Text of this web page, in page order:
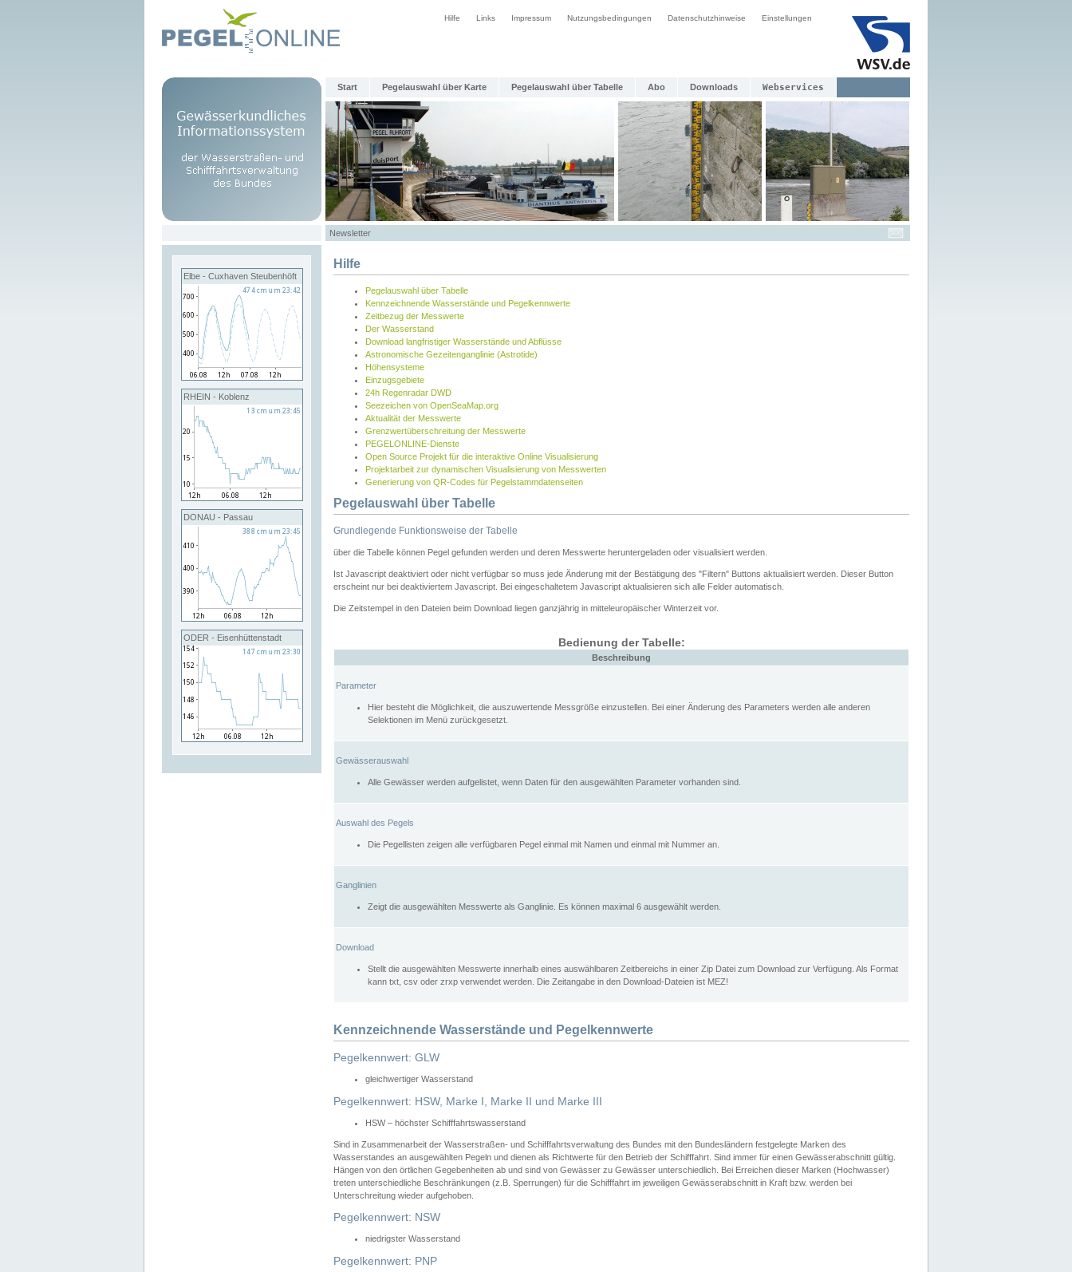
Hilfe Links Impressum Nutzungsbedingungen Datenschutzhinweise Einstellungen
Start Pegelauswahl über Karte Pegelauswahl über Tabelle Abo Downloads Webservices
Newsletter
Elbe - Cuxhaven Steubenhöft
RHEIN - Koblenz
DONAU - Passau
ODER - Eisenhüttenstadt
Hilfe
Pegelauswahl über Tabelle
Kennzeichnende Wasserstände und Pegelkennwerte
Zeitbezug der Messwerte
Der Wasserstand
Download langfristiger Wasserstände und Abflüsse
Astronomische Gezeitenganglinie (Astrotide)
Höhensysteme
Einzugsgebiete
24h Regenradar DWD
Seezeichen von OpenSeaMap.org
Aktualität der Messwerte
Grenzwertüberschreitung der Messwerte
PEGELONLINE-Dienste
Open Source Projekt für die interaktive Online Visualisierung
Projektarbeit zur dynamischen Visualisierung von Messwerten
Generierung von QR-Codes für Pegelstammdatenseiten
Pegelauswahl über Tabelle
Grundlegende Funktionsweise der Tabelle
über die Tabelle können Pegel gefunden werden und deren Messwerte heruntergeladen oder visualisiert werden.
Ist Javascript deaktiviert oder nicht verfügbar so muss jede Änderung mit der Bestätigung des "Filtern" Buttons aktualisiert werden. Dieser Button
erscheint nur bei deaktiviertem Javascript. Bei eingeschaltetem Javascript aktualisieren sich alle Felder automatisch.
Die Zeitstempel in den Dateien beim Download liegen ganzjährig in mitteleuropäischer Winterzeit vor.
Bedienung der Tabelle:
Beschreibung
Parameter
Hier besteht die Möglichkeit, die auszuwertende Messgröße einzustellen. Bei einer Änderung des Parameters werden alle anderen
Selektionen im Menü zurückgesetzt.
Gewässerauswahl
Alle Gewässer werden aufgelistet, wenn Daten für den ausgewählten Parameter vorhanden sind.
Auswahl des Pegels
Die Pegellisten zeigen alle verfügbaren Pegel einmal mit Namen und einmal mit Nummer an.
Ganglinien
Zeigt die ausgewählten Messwerte als Ganglinie. Es können maximal 6 ausgewählt werden.
Download
Stellt die ausgewählten Messwerte innerhalb eines auswählbaren Zeitbereichs in einer Zip Datei zum Download zur Verfügung. Als Format
kann txt, csv oder zrxp verwendet werden. Die Zeitangabe in den Download-Dateien ist MEZ!
Kennzeichnende Wasserstände und Pegelkennwerte
Pegelkennwert: GLW
gleichwertiger Wasserstand
Pegelkennwert: HSW, Marke I, Marke II und Marke III
HSW – höchster Schifffahrtswasserstand
Sind in Zusammenarbeit der Wasserstraßen- und Schifffahrtsverwaltung des Bundes mit den Bundesländern festgelegte Marken des
Wasserstandes an ausgewählten Pegeln und dienen als Richtwerte für den Betrieb der Schifffahrt. Sind immer für einen Gewässerabschnitt gültig.
Hängen von den örtlichen Gegebenheiten ab und sind von Gewässer zu Gewässer unterschiedlich. Bei Erreichen dieser Marken (Hochwasser)
treten unterschiedliche Beschränkungen (z.B. Sperrungen) für die Schifffahrt im jeweiligen Gewässerabschnitt in Kraft bzw. werden bei
Unterschreitung wieder aufgehoben.
Pegelkennwert: NSW
niedrigster Wasserstand
Pegelkennwert: PNP